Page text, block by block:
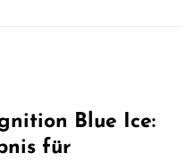
Blue Ice:
für